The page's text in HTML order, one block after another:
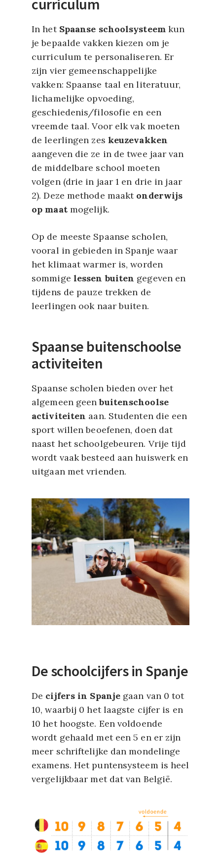
curriculum
In het Spaanse schoolsysteemkun
je bepaalde vakken kiezen om je
curriculum te personaliseren. Er
zijn vier gemeenschappelijke
vakken: Spaanse taal en literatuur,
lichamelijke opvoeding,
geschiedenis/filosofie en een
vreemde taal. Voor elk vak moeten
de leerlingen zes keuzevakken
aangeven die ze in de twee jaar van
de middelbare school moeten
volgen (drie in jaar 1 en drie in jaar
2). Deze methode maakt onderwijs
op maatmogelijk.
Op de meeste Spaanse scholen,
vooral in gebieden in Spanje waar
het klimaat warmer is, worden
sommige lessen buiten gegeven en
tijdens de pauze trekken de
leerlingen ook naar buiten.
Spaanse buitenschoolse
activiteiten
Spaanse scholen bieden over het
algemeen geenbuitenschoolse
activiteiten aan. Studenten die een
sport willen beoefenen, doen dat
naast het schoolgebeuren. Vrije tijd
wordt vaak besteed aan huiswerk en
uitgaan met vrienden.
De schoolcijfers in Spanje
De cijfers in Spanje gaan van 0 tot
10, waarbij 0 het laagste cijfer is en
10 het hoogste. Een voldoende
wordt gehaald met een 5 en er zijn
meer schriftelijke dan mondelinge
examens. Het puntensysteem is heel
vergelijkbaar met dat van België.